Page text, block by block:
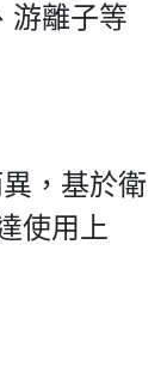
游離子等
，基於衛
使用上